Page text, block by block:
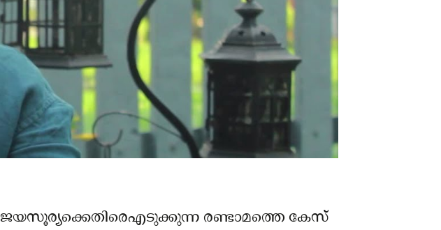
ജയസൂര്യക്കെതിരെഎടുക്കുന്ന രണ്ടാമത്തെ കേസ്